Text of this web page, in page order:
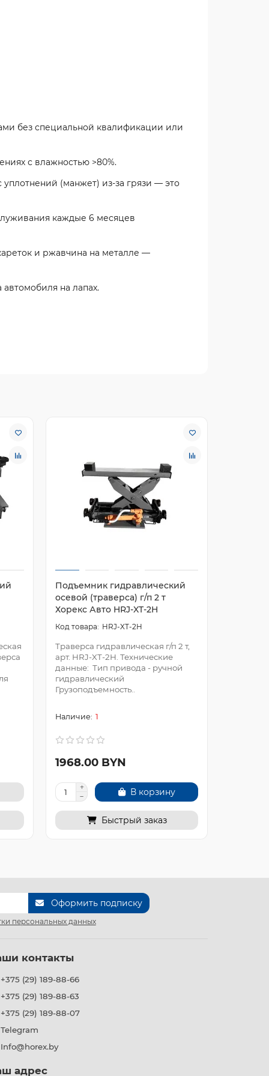
без специальной квалификации или
с влажностью >80%.
(манжет) из-за грязи — это
каждые 6 месяцев
и ржавчина на металле —
на лапах.
Подъемник гидравлический
осевой (траверса) г/п 2 т
Хорекс Авто HRJ-XT-2H
HRJ-XT-2H
Траверса гидравлическая г/п 2 т,
арт. HRJ-XT-2H. Технические
данные: Тип привода - ручной
гидравлический
Грузоподъемность..
1
1968.00 BYN
В корзину
Быстрый заказ
Оформить подписку
персональных данных
контакты
+375 (29) 189-88-66
+375 (29) 189-88-63
+375 (29) 189-88-07
Telegram
Info@horex.by
адрес